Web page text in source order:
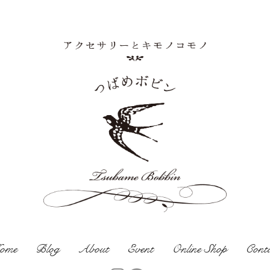
Blog About Event Online Shop